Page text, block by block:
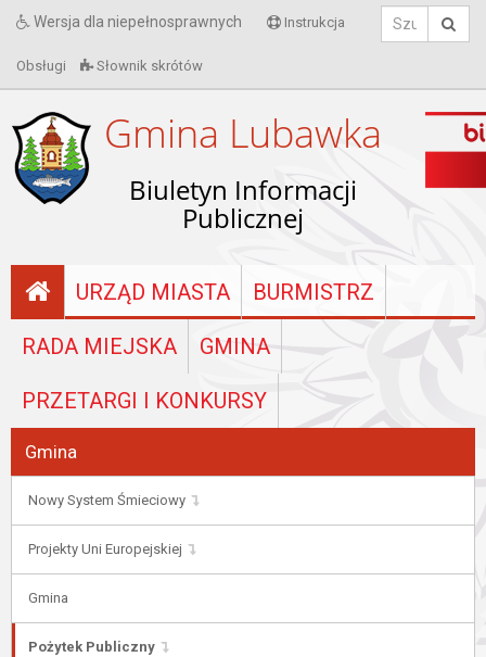
Wersja dla niepełnosprawnych Instrukcja
Obsługi Słownik skrótów
Gmina Lubawka
Biuletyn Informacji
Publicznej
URZĄD MIASTA BURMISTRZ
RADA MIEJSKA GMINA
PRZETARGI I KONKURSY
Gmina
Nowy System Śmieciowy
Projekty Uni Europejskiej
Gmina
Pożytek Publiczny